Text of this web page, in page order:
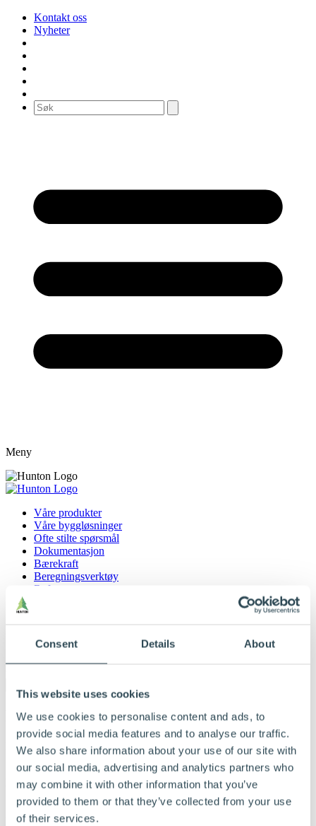
Consent Details About
This website uses cookies
We use cookies to personalise content and ads, to
provide social media features and to analyse our traffic.
We also share information about your use of our site with
our social media, advertising and analytics partners who
may combine it with other information that you’ve
provided to them or that they’ve collected from your use
of their services.
Kontakt oss
Nyheter
Meny
Våre produkter
Våre byggløsninger
Ofte stilte spørsmål
Dokumentasjon
Bærekraft
Beregningsverktøy
Referanser
Login forhandlere og blåseentreprenører
Nyhet! Hunton Vindtett Plus™
Nå lanserer vi Hunton Vindtett Plus™ – tykkere vindtettplater på
15, 19 og 25mm, både med og uten fals.
Publisert:3. juni 2019
Nå tilbyr vi tykkere vindtettplater med mulighet for fals – en
produktserie som er perfekt for nordisk klima!